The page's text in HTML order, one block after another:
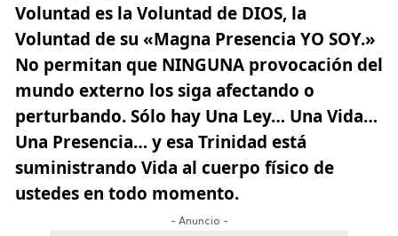
Voluntad es la Voluntad de DIOS, la
Voluntad de su «Magna Presencia YO SOY.»
No permitan que NINGUNA provocación del
mundo externo los siga afectando o
perturbando. Sólo hay Una Ley… Una Vida…
Una Presencia… y esa Trinidad está
suministrando Vida al cuerpo físico de
ustedes en todo momento.
- Anuncio -